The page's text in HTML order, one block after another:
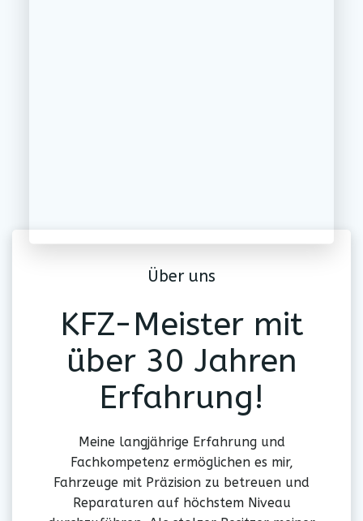
Über uns
KFZ-Meister mit
über 30 Jahren
Erfahrung!
Meine langjährige Erfahrung und
Fachkompetenz ermöglichen es mir,
Fahrzeuge mit Präzision zu betreuen und
Reparaturen auf höchstem Niveau